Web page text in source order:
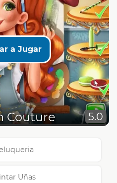
a Jugar
Couture 5.0
Uñas